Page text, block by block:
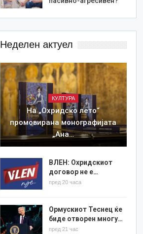
Неделен актуел
КУЛТУРА
На „Охридско лето“
промовирана монографијата
„Ана…
ВЛЕН: Охридскиот
договор не е…
пред 20 часа
Ормускиот Теснец ќе
биде отворен многу…
пред 21 час